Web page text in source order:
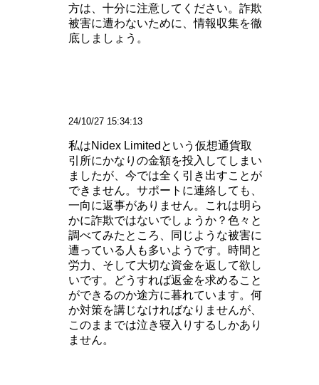
方は、十分に注意してください。詐欺
被害に遭わないために、情報収集を徹
底しましょう。
24/10/27 15:34:13
私はNidex Limitedという仮想通貨取
引所にかなりの金額を投入してしまい
ましたが、今では全く引き出すことが
できません。サポートに連絡しても、
一向に返事がありません。これは明ら
かに詐欺ではないでしょうか？色々と
調べてみたところ、同じような被害に
遭っている人も多いようです。時間と
労力、そして大切な資金を返して欲し
いです。どうすれば返金を求めること
ができるのか途方に暮れています。何
か対策を講じなければなりませんが、
このままでは泣き寝入りするしかあり
ません。